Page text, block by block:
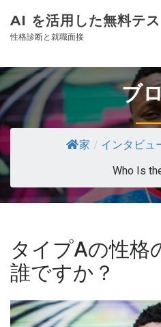
AI を活用した無料テス
性格診断と就職面接
ブ
家 / インタビュ
Who Is
タイプAの性格
誰ですか？